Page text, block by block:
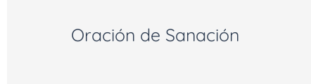
Oración de Sanación